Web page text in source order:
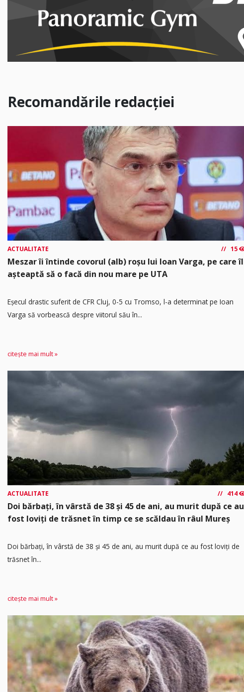
Recomandările redacției
ACTUALITATE 15
Meszar îi întinde covorul (alb) roșu lui Ioan Varga, pe care îl
așteaptă să o facă din nou mare pe UTA
Eșecul drastic suferit de CFR Cluj, 0-5 cu Tromso, l-a determinat pe Ioan
Varga să vorbească despre viitorul său în...
citește mai mult »
ACTUALITATE 414
Doi bărbați, în vârstă de 38 și 45 de ani, au murit după ce au
fost loviți de trăsnet în timp ce se scăldau în râul Mureș
Doi bărbați, în vârstă de 38 și 45 de ani, au murit după ce au fost loviți de
trăsnet în...
citește mai mult »